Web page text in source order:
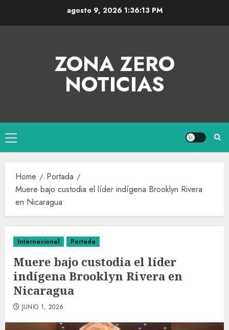
agosto 9, 2026 1:36:13 PM
ZONA ZERO
NOTICIAS
Home
Portada
Muere bajo custodia el líder indígena Brooklyn Rivera
en Nicaragua
Internacional Portada
Muere bajo custodia el líder
indígena Brooklyn Rivera en
Nicaragua
JUNIO 1, 2026